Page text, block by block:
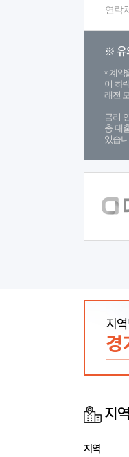
연락
※ 유
계약
이 하
래전
금리
총 대
있습
지
경
지
지역